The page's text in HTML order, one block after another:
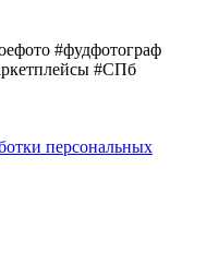
#фудфотограф
#СПб
персональных